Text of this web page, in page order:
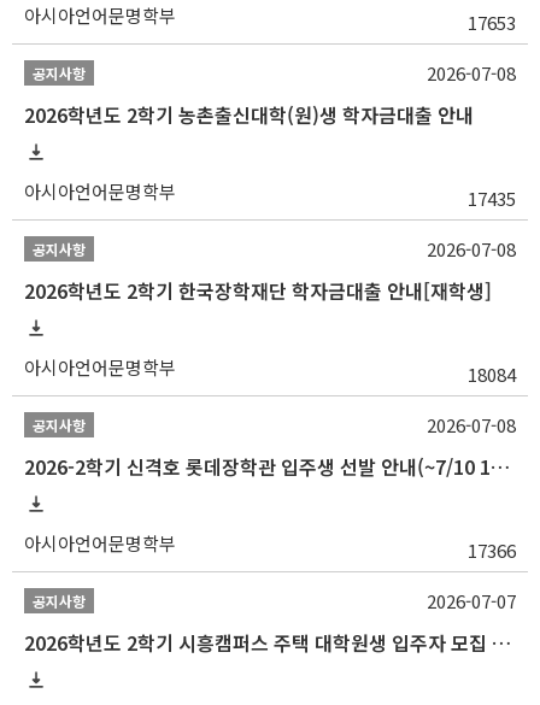
아시아언어문명학부 17653
공지사항
2026학년도 2학기 농촌출신대학(원)생 학자금대출 안내
아시아언어문명학부 17435
2026-07-08
공지사항
2026학년도 2학기 한국장학재단 학자금대출 안내[재학생]
아시아언어문명학부 18084
2026-07-08
공지사항
2026-2학기 신격호 롯데장학관 입주생 선발 안내(~7/10 10:00)
아시아언어문명학부 17366
2026-07-08
공지사항
2026학년도 2학기 시흥캠퍼스 주택 대학원생 입주자 모집 안내
2026-07-07